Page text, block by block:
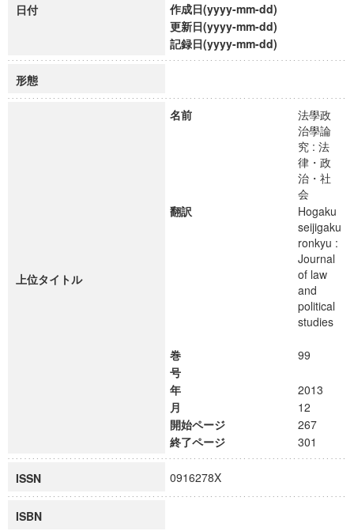
日付
作成日(yyyy-mm-dd)
更新日(yyyy-mm-dd)
記録日(yyyy-mm-dd)
形態
上位タイトル
名前
法學政
治學論
究 : 法
律・政
治・社
会
翻訳
Hogaku
seijigaku
ronkyu :
Journal
of law
and
political
studies
巻
99
号
年
2013
月
12
開始ページ
267
終了ページ
301
ISSN 0916278X
ISBN